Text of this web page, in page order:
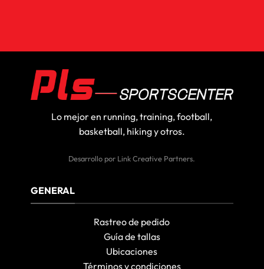
Lo mejor en running, training, football,
basketball, hiking y otros.
Desarrollo por Link Creative Partners.
GENERAL
Rastreo de pedido
Guía de tallas
Ubicaciones
Términos y condiciones